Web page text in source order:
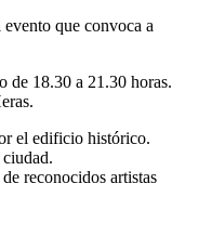
que convoca a
de 18.30 a 21.30 horas.
el edificio histórico.
reconocidos artistas